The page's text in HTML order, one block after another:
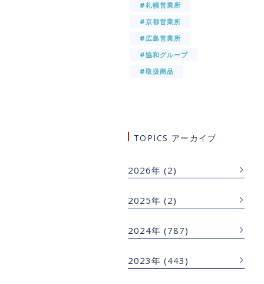
#札幌営業所
#京都営業所
#広島営業所
#協和グループ
#取扱商品
TOPICS アーカイブ
2026年 (2)
2025年 (2)
2024年 (787)
2023年 (443)